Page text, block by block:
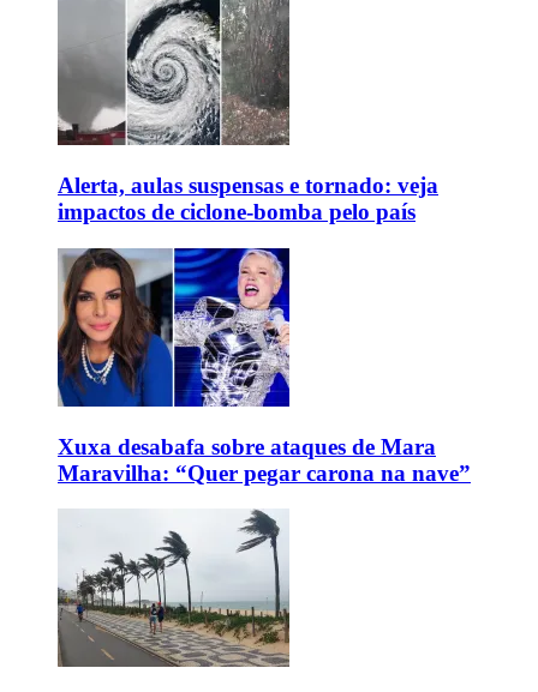
Alerta, aulas suspensas e tornado: veja
impactos de ciclone-bomba pelo país
Xuxa desabafa sobre ataques de Mara
Maravilha: “Quer pegar carona na nave”